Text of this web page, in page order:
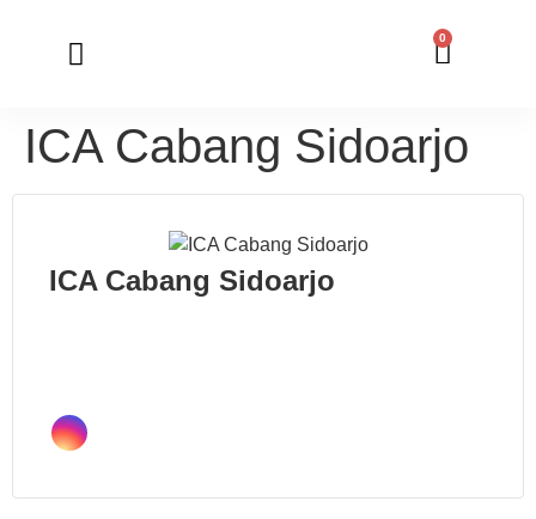
0
ICA Cabang Sidoarjo
ICA Cabang Sidoarjo